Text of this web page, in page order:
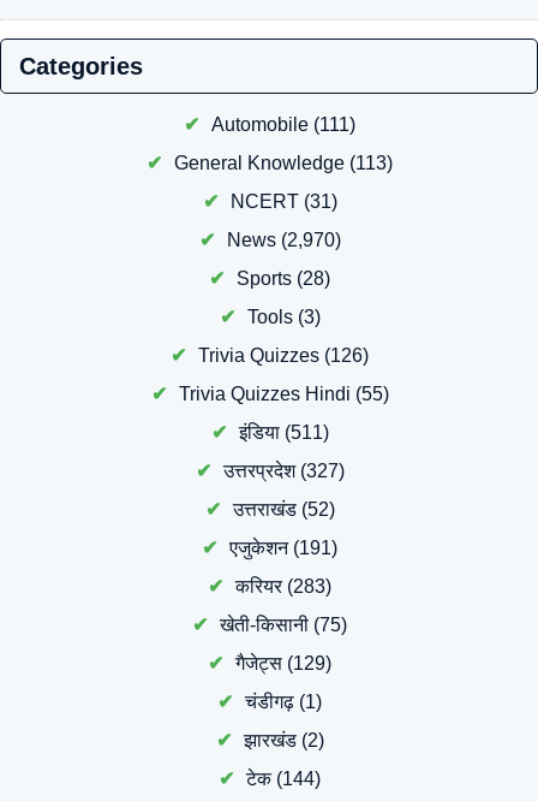
Categories
Automobile (111)
General Knowledge (113)
NCERT (31)
News(2,970)
Sports (28)
Tools(3)
Trivia Quizzes (126)
Trivia Quizzes Hindi (55)
इंडिया(511)
उत्तरप्रदेश(327)
उत्तराखंड(52)
एजुकेशन(191)
करियर(283)
खेती-किसानी (75)
गैजेट्स (129)
चंडीगढ़ (1)
झारखंड(2)
टेक(144)